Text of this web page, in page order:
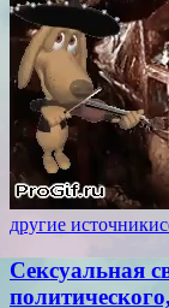
другие источники
Сексуальная